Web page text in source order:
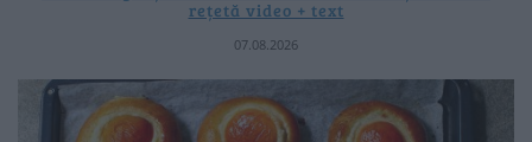
rețetă video + text
07.08.2026